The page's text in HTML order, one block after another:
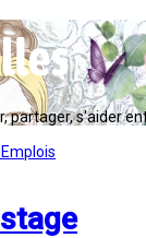
partager, s'aider